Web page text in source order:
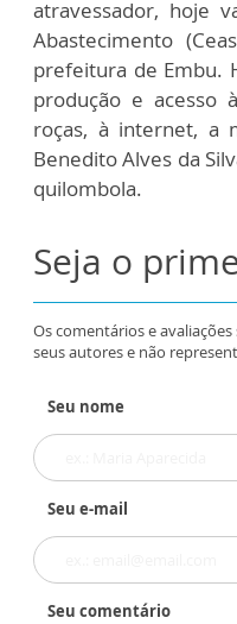
atravessador, hoje
Abastecimento
prefeitura de Embu.
produção e acesso
roças, à internet, a
Benedito Alves da
quilombola.
Seja o
Os comentários e
seus autores e não
Seu nome
Seu e-mail
Seu comentário